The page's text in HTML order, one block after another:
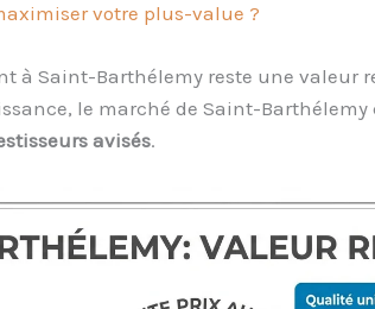
votre plus-value ?
à Saint-Barthélemy reste une valeur
le marché de Saint-Barthélemy
avisés.